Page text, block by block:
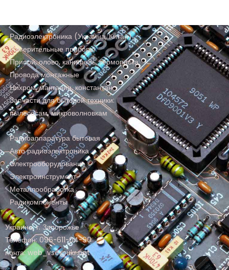
Радиоэлектроника (Украина, Китай)
Измерительные приборы
Припой, олово, канифоль, термопаста
Провода монтажные
Нихром, манганин, константан
Запчасти для бытовой техники:
пылесосам, микроволновкам
Радиоаппаратура бытовая
Авто радиоэлектроника
Электрооборудование
Электроинструмент
Металлообработка
Радикомпоненты
Украина, г. Запорожье
Телефон: 096-611-04-90
почта: web_vse@ukr.net